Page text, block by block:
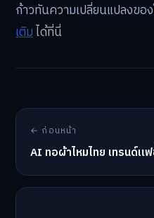
ก้าวทันความเปลี่ยนแปลงขอ
เติมได้ที่นี่
← ก่อนหน้า
AI ทอผ้าไหมไทย เทรนด์แ